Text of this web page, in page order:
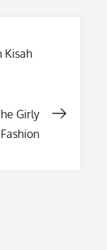
Kisah
Girly